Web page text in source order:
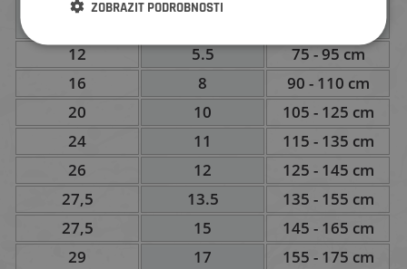
Průměr kol Velikost rámu
12
5.5
75 - 95 cm
16
8
90 - 110 cm
20
10
105 - 125 cm
24
11
115 - 135 cm
26
12
125 - 145 cm
27,5
13.5
135 - 155 cm
27,5
15
145 - 165 cm
29
17
155 - 175 cm
ZOBRAZIT PODROBNOSTI